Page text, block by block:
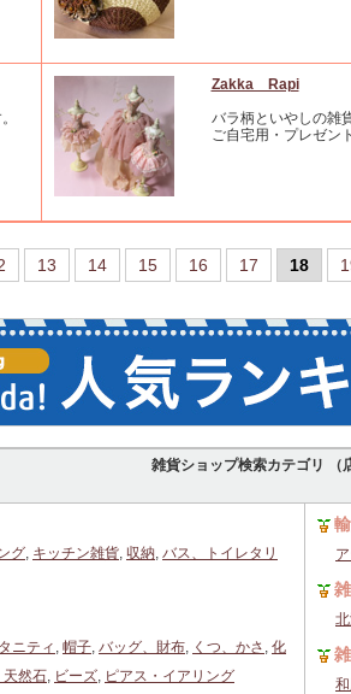
Zakka Rapi
バラ柄といやしの雑
ご自宅用・プレゼン
13 14 15 16 17 18
雑貨ショップ検索カテゴリ （
グ, キッチン雑貨, 収納, バス、トイレタリ
ニティ , 帽子, バッグ、財布, くつ、かさ , 化
天然石, ビーズ, ピアス・イアリング